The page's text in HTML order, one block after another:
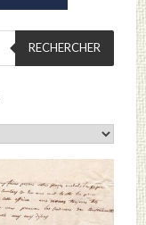
RECHERCHER